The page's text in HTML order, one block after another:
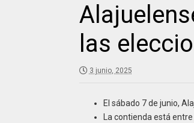
las
3 junio, 2025
El sábado 7 de junio,
La contienda está